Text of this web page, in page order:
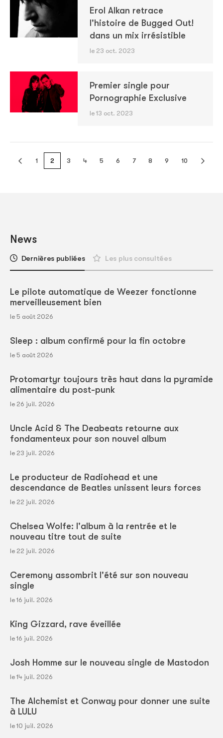
Erol Alkan retrace
l'histoire de Bugged Out!
dans un mix irrésistible
le 23 oct. 2023
Premier single pour
Pornographie Exclusive
le 13 oct. 2023
1 2 3 4 5 6 7 8 9 10
News
Dernières publiées Les plus consultées
Le pilote automatique de Weezer fonctionne
merveilleusement bien
le 5 août 2026
Sleep : album confirmé pour la fin octobre
le 5 août 2026
Protomartyr toujours très haut dans la pyramide
alimentaire du post-punk
le 26 juil. 2026
Uncle Acid & The Deabeats retourne aux
fondamenteux pour son nouvel album
le 23 juil. 2026
Le producteur de Radiohead et une
descendance de Beatles unissent leurs forces
le 22 juil. 2026
Chelsea Wolfe: l'album à la rentrée et le
nouveau titre tout de suite
le 22 juil. 2026
Ceremony assombrit l'été sur son nouveau
single
le 16 juil. 2026
King Gizzard, rave éveillée
le 16 juil. 2026
Josh Homme sur le nouveau single de Mastodon
le 14 juil. 2026
The Alchemist et Conway pour donner une suite
à LULU
le 10 juil. 2026